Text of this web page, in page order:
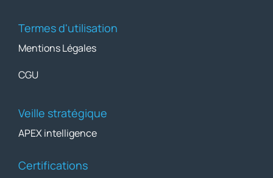
Termes d'utilisation
Mentions Légales
CGU
Veille stratégique
APEX intelligence
Certifications